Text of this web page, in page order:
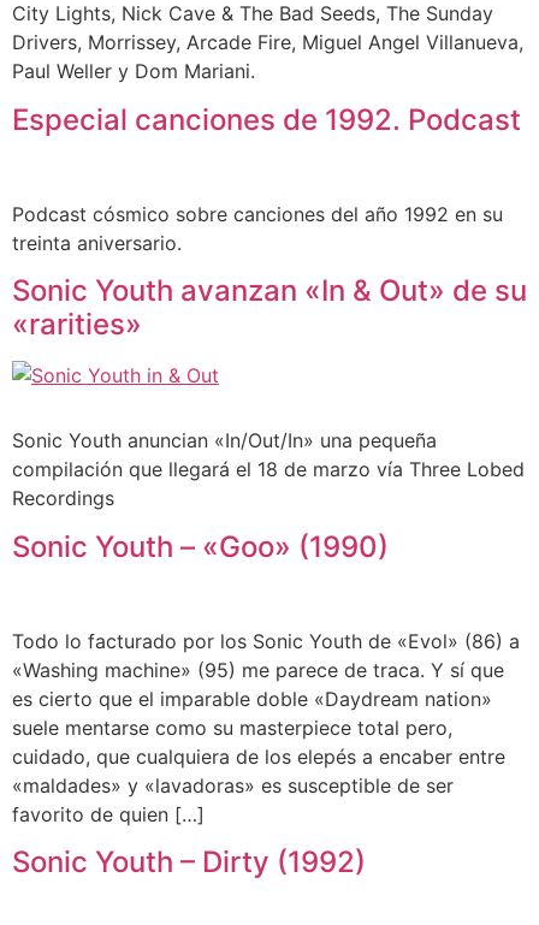
City Lights, Nick Cave & The Bad Seeds, The Sunday
Drivers, Morrissey, Arcade Fire, Miguel Angel Villanueva,
Paul Weller y Dom Mariani.
Especial canciones de 1992. Podcast
Podcast cósmico sobre canciones del año 1992 en su
treinta aniversario.
Sonic Youth avanzan «In & Out» de su
«rarities»
Sonic Youth anuncian «In/Out/In» una pequeña
compilación que llegará el 18 de marzo vía Three Lobed
Recordings
Sonic Youth – «Goo» (1990)
Todo lo facturado por los Sonic Youth de «Evol» (86) a
«Washing machine» (95) me parece de traca. Y sí que
es cierto que el imparable doble «Daydream nation»
suele mentarse como su masterpiece total pero,
cuidado, que cualquiera de los elepés a encaber entre
«maldades» y «lavadoras» es susceptible de ser
favorito de quien […]
Sonic Youth – Dirty (1992)